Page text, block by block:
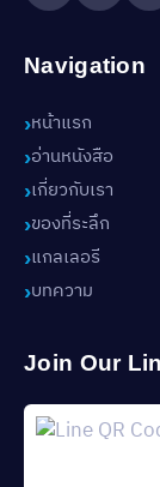
Navigation
หน้าแรก
อ่านหนังสือ
เกี่ยวกับเรา
ของที่ระลึก
แกลเลอรี
บทความ
Join Our